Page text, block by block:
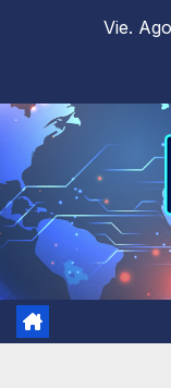
Vie.